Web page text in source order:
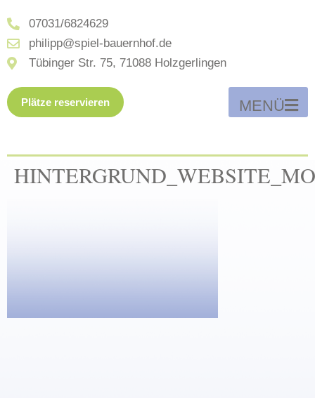
07031/6824629
philipp@spiel-bauernhof.de
Tübinger Str. 75, 71088 Holzgerlingen
Plätze reservieren MENÜ